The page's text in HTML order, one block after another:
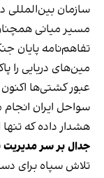
مسیر میانی
تفاهم‌نامه پایان
مین‌های دریایی را
عبور کشتی‌ها
سواحل ایران انجام
هشدار داده که
جدال بر سر
تلاش سپاه برای